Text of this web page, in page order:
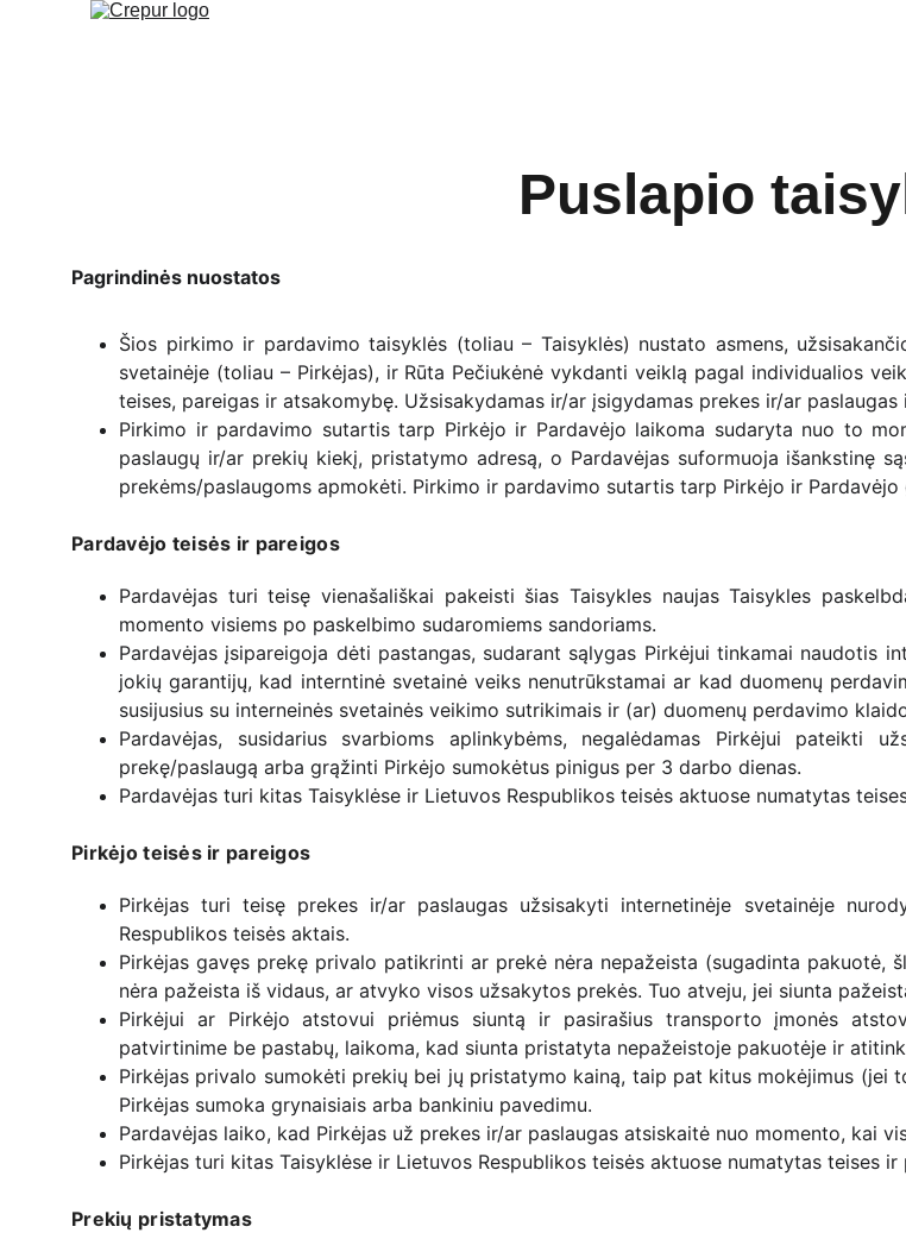
Puslapio
Pagrindinės nuostatos
Šios pirkimo ir pardavimo taisyklės (toliau – Taisyklės) nustato asmens,
svetainėje (toliau – Pirkėjas), ir Rūta Pečiukėnė vykdanti veiklą pagal individualios
teises, pareigas ir atsakomybę. Užsisakydamas ir/ar įsigydamas prekes ir/ar
Pirkimo ir pardavimo sutartis tarp Pirkėjo ir Pardavėjo laikoma sudaryta nuo to
paslaugų ir/ar prekių kiekį, pristatymo adresą, o Pardavėjas suformuoja išankstinę
prekėms/paslaugoms apmokėti. Pirkimo ir pardavimo sutartis tarp Pirkėjo ir
Pardavėjo teisės ir pareigos
Pardavėjas turi teisę vienašališkai pakeisti šias Taisykles naujas Taisykles
momento visiems po paskelbimo sudaromiems sandoriams.
Pardavėjas įsipareigoja dėti pastangas, sudarant sąlygas Pirkėjui tinkamai naudotis
jokių garantijų, kad interntinė svetainė veiks nenutrūkstamai ar kad duomenų
susijusius su interneinės svetainės veikimo sutrikimais ir (ar) duomenų perdavimo
Pardavėjas, susidarius svarbioms aplinkybėms, negalėdamas Pirkėjui pateikti
prekę/paslaugą arba grąžinti Pirkėjo sumokėtus pinigus per 3 darbo dienas.
Pardavėjas turi kitas Taisyklėse ir Lietuvos Respublikos teisės aktuose numatytas
Pirkėjo teisės ir pareigos
Pirkėjas turi teisę prekes ir/ar paslaugas užsisakyti internetinėje svetainėje
Respublikos teisės aktais.
Pirkėjas gavęs prekę privalo patikrinti ar prekė nėra nepažeista (sugadinta
nėra pažeista iš vidaus, ar atvyko visos užsakytos prekės. Tuo atveju, jei siunta
Pirkėjui ar Pirkėjo atstovui priėmus siuntą ir pasirašius transporto įmonės
patvirtinime be pastabų, laikoma, kad siunta pristatyta nepažeistoje pakuotėje ir
Pirkėjas privalo sumokėti prekių bei jų pristatymo kainą, taip pat kitus mokėjimus
Pirkėjas sumoka grynaisiais arba bankiniu pavedimu.
Pardavėjas laiko, kad Pirkėjas už prekes ir/ar paslaugas atsiskaitė nuo momento, kai
Pirkėjas turi kitas Taisyklėse ir Lietuvos Respublikos teisės aktuose numatytas teises ir
Prekių pristatymas